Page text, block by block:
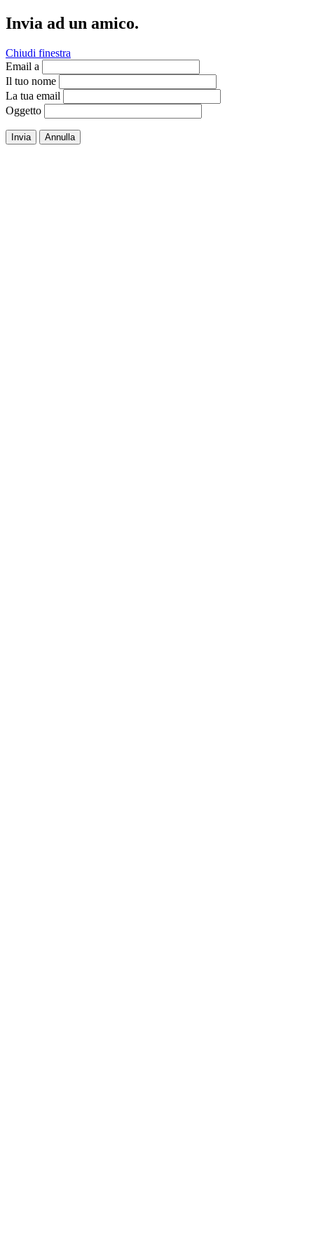
Invia ad un amico.
Chiudi finestra
Email a
Il tuo nome
La tua email
Oggetto
Invia Annulla